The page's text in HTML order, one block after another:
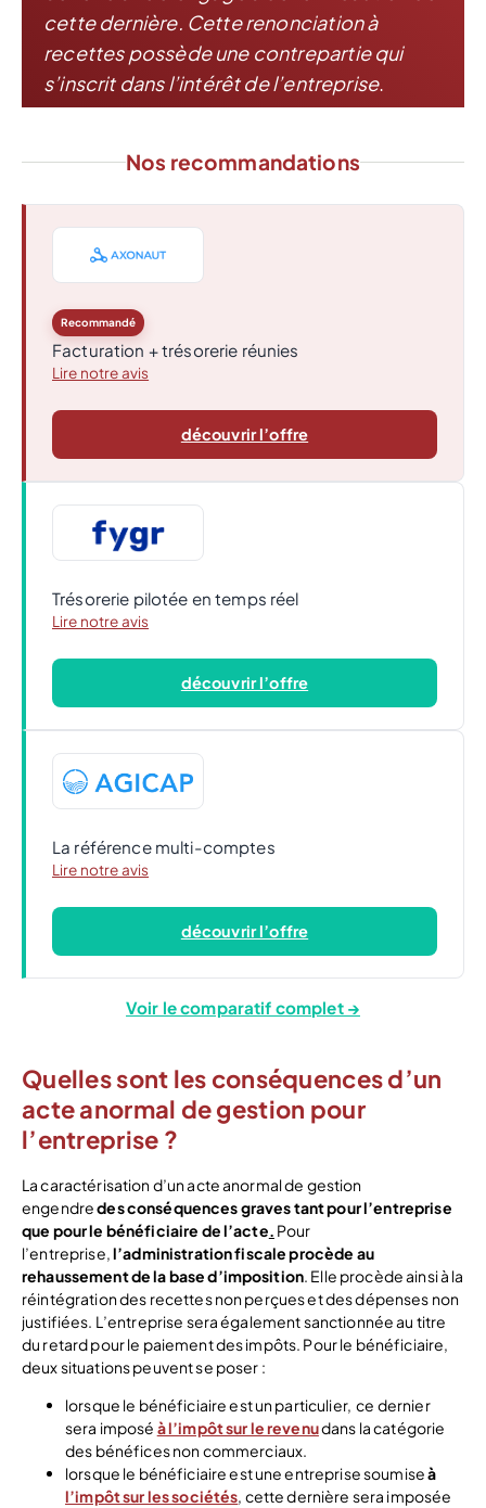
cette dernière. Cette renonciation à
recettes possède une contrepartie qui
s’inscrit dans l’intérêt de l’entreprise.
Nos recommandations
Recommandé
Facturation + trésorerie réunies
Lire notre avis
découvrir l’offre
Trésorerie pilotée en temps réel
Lire notre avis
découvrir l’offre
La référence multi-comptes
Lire notre avis
découvrir l’offre
Voir le comparatif complet →
Quelles sont les conséquences d’un
acte anormal de gestion pour
l’entreprise ?
La caractérisation d’un acte anormal de gestion
engendredes conséquences graves tant pour l’entreprise
que pour le bénéficiaire de l’acte. Pour
l’entreprise,l’administration fiscale procède au
rehaussement de la base d’imposition. Elle procède ainsi à la
réintégration des recettes non perçues et des dépenses non
justifiées. L’entreprise sera également sanctionnée au titre
du retard pour le paiement des impôts. Pour le bénéficiaire,
deux situations peuvent se poser :
lorsque le bénéficiaire est un particulier, ce dernier
sera imposé à l’impôt sur le revenudans la catégorie
des bénéfices non commerciaux.
lorsque le bénéficiaire est une entreprise soumiseà
l’impôt sur les sociétés, cette dernière sera imposée